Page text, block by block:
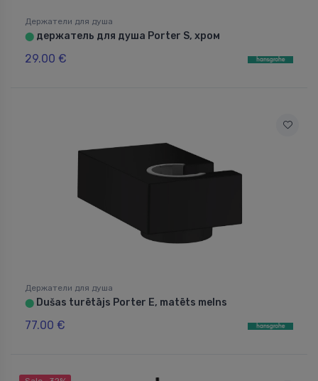
Держатели для душа
⬤ держатель для душа Porter S, хром
29.00 €
Держатели для душа
⬤ Dušas turētājs Porter E, matēts melns
77.00 €